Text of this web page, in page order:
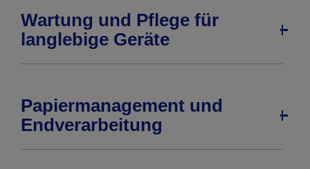
Wartung und Pflege für
langlebige Geräte
Papiermanagement und
Endverarbeitung